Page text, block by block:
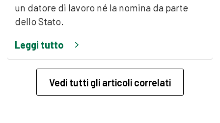
un datore di lavoro né la nomina da parte
dello Stato.
Leggi tutto
Vedi tutti gli articoli correlati